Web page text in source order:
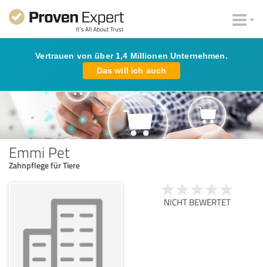
Vertrauen von über 1,4 Millionen Unternehmen.
Das will ich auch
Emmi Pet
Zahnpflege für Tiere
NICHT BEWERTET